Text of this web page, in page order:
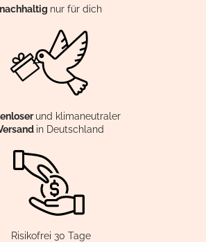
nachhaltig nur für dich
und klimaneutraler
in Deutschland
Risikofrei 30 Tage